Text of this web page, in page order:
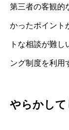
第三者の客観的
かったポイント
トな相談が難
ング制度を利用
やらかして